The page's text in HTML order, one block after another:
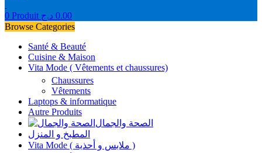
0 Produit 0.00 د.ج
Browse Categories
Santé & Beauté
Cuisine & Maison
Vita Mode ( Vêtements et chaussures)
Chaussures
Vêtements
Laptops & informatique
Autre Produits
الصحة والجمال
المطبخ و المنزل
Vita Mode ( ملابس و أحذية )